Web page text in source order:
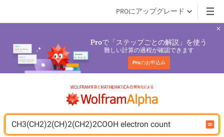
PROにアップグレード
Proで「ステップごとの解説」を使う
難しい計算の過程が確認できます
Proのお申込み
CH3(CH2)2(CH)2(CH2)2COOH electron count